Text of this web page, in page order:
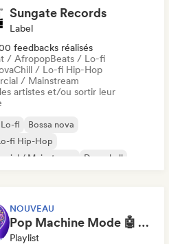
Sungate Records
Label
feedbacks réalisés
/ AfropopBeats / Lo-fi
Chill / Lo-fi Hip-Hop
/ Mainstream
artistes et/ou sortir leur
fi
Bossa nova
fi Hip-Hop
/ Mainstream
Dancehall
NOUVEAU
Pop Machine Mode 🤖 AI Music, Indie Pop & Dream Pop
Playlist